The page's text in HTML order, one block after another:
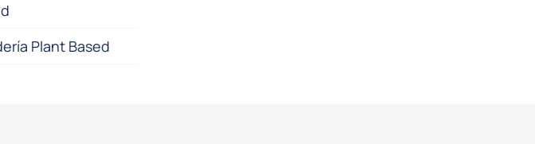
Plant Based